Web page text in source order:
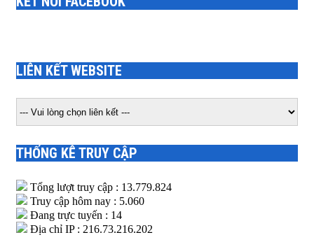
LIÊN KẾT WEBSITE
THỐNG KÊ TRUY CẬP
Tổng lượt truy cập : 13.779.824
Truy cập hôm nay : 5.060
Đang trực tuyến : 14
Địa chỉ IP : 216.73.216.202